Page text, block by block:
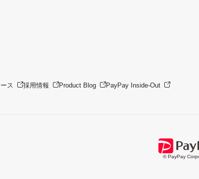
ス 採用情報 Product Blog PayPay Inside-Out
© PayPay